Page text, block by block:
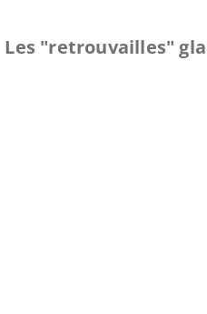
Les "retrouvailles"